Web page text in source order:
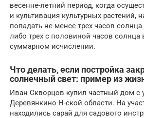
весенне-летний период, когда
и культивация культурных растений,
попадать не менее трех часов
либо трех с половиной часов солнца
суммарном исчислении.
Что делать, если постройка
солнечный свет: пример из
Иван Скворцов купил частный дом с
Деревянкино Н-ской области. На
находились сарай для садового